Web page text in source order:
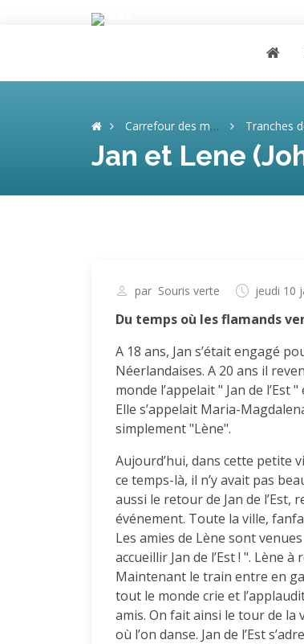
Page
Carrefour des mémoires Tranches
Jan et Lene
par Souris verte jeudi 10
Du temps où les flamands
A 18 ans, Jan s’était engagé
Néerlandaises. A 20 ans il
monde l’appelait " Jan de
Elle s’appelait Maria-
simplement "Lène".
Aujourd’hui, dans cette petite
ce temps-là, il n’y avait pas
aussi le retour de Jan de
événement. Toute la ville,
Les amies de Lène sont
accueillir Jan de l’Est ! ". Lène
Maintenant le train entre en
tout le monde crie et
amis. On fait ainsi le tour de la
où l’on danse. Jan de l’Est